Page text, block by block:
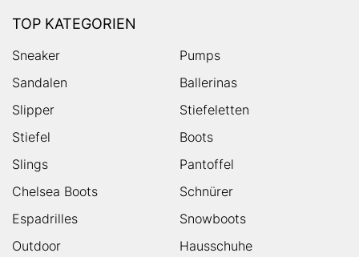
TOP KATEGORIEN
Sneaker
Pumps
Sandalen
Ballerinas
Slipper
Stiefeletten
Stiefel
Boots
Slings
Pantoffel
Chelsea Boots
Schnürer
Espadrilles
Snowboots
Outdoor
Hausschuhe